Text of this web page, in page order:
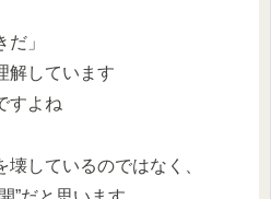
」
解しています
すよね
しているのではなく、